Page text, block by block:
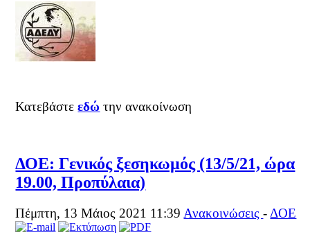
Κατεβάστεεδώ την ανακοίνωση
ΔΟΕ: Γενικός ξεσηκωμός (13/5/21, ώρα
19.00, Προπύλαια)
Πέμπτη, 13 Μάιος 2021 11:39 Ανακοινώσεις- ΔΟΕ